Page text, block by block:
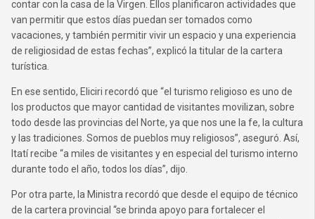
contar con la casa de la Virgen. Ellos planificaron actividades que
van permitir que estos días puedan ser tomados como
vacaciones, y también permitir vivir un espacio y una experiencia
de religiosidad de estas fechas”, explicó la titular de la cartera
turística.
En ese sentido, Eliciri recordó que “el turismo religioso es uno de
los productos que mayor cantidad de visitantes movilizan, sobre
todo desde las provincias del Norte, ya que nos une la fe, la cultura
y las tradiciones. Somos de pueblos muy religiosos”, aseguró. Así,
Itatí recibe “a miles de visitantes y en especial del turismo interno
durante todo el año, todos los días”, dijo.
Por otra parte, la Ministra recordó que desde el equipo de técnico
de la cartera provincial “se brinda apoyo para fortalecer el